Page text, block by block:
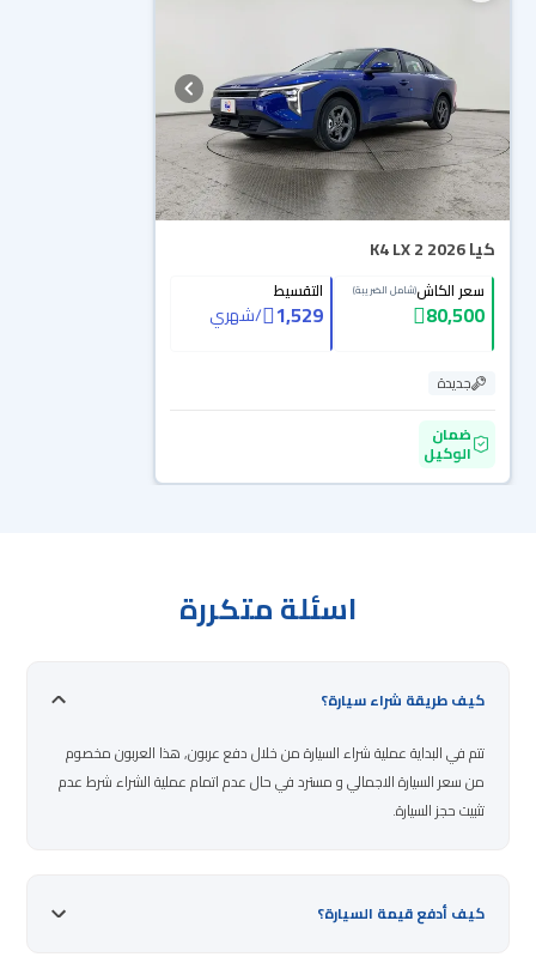
كيا K4 LX 2 2026
سعر الكاش(شامل الضريبة)
80,500
التقسيط
1,529
/شهري
جديدة
ضمان
الوكيل
اسئلة متكررة
كيف طريقة شراء سيارة؟
تتم في البداية عملية شراء السيارة من خلال دفع عربون, هذا العربون مخصوم
من سعر السيارة الاجمالي و مسترد في حال عدم اتمام عملية الشراء شرط عدم
تثبيت حجز السيارة.
كيف أدفع قيمة السيارة؟